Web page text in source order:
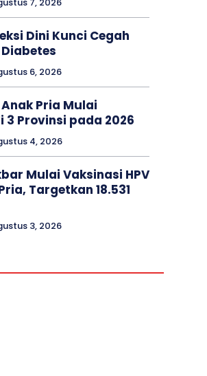
7, 2026
Dini Kunci Cegah
6, 2026
Anak Pria Mulai
3 Provinsi pada 2026
4, 2026
Mulai Vaksinasi HPV
Targetkan 18.531
3, 2026